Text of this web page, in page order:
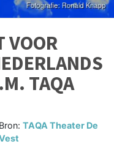
VOOR
TAQA
Bron: TAQA Theater De